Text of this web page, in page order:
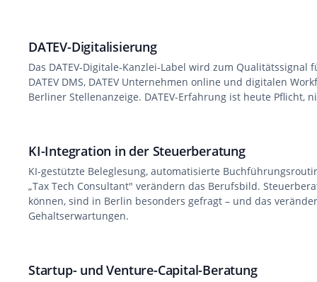
DATEV-Digitalisierung
Das DATEV-Digitale-Kanzlei-Label wird zum
DATEV DMS, DATEV Unternehmen online und digitalen
Berliner Stellenanzeige. DATEV-Erfahrung ist heute Pflicht,
KI-Integration in der Steuerberatung
KI-gestützte Beleglesung, automatisierte
„Tax Tech Consultant" verändern das Berufsbild.
können, sind in Berlin besonders gefragt – und das
Gehaltserwartungen.
Startup- und Venture-Capital-Beratung